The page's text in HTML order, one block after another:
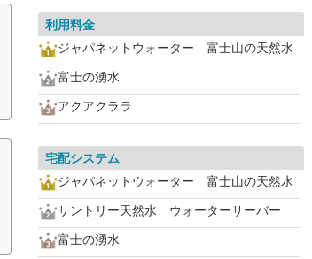
利用料金
ジャパネットウォーター 富士山の天然水
富士の湧水
アクアクララ
宅配システム
ジャパネットウォーター 富士山の天然水
サントリー天然水 ウォーターサーバー
富士の湧水